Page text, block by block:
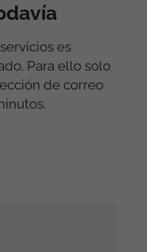
es
Para ello solo
de correo